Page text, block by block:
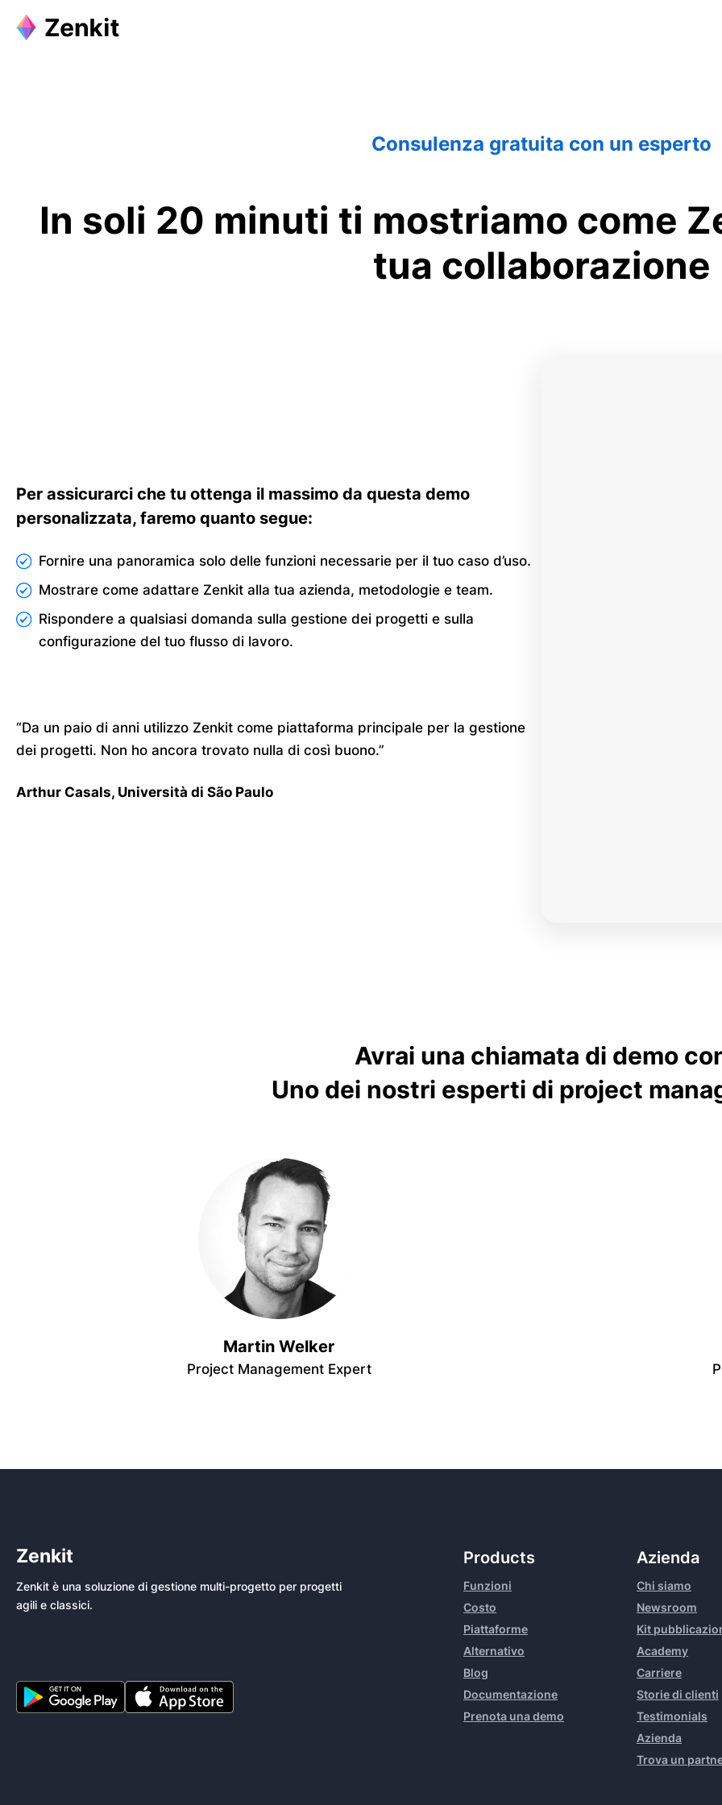
Consulenza gratuita con un esperto
In soli 20 minuti ti mostriamo come
tua collaborazione
Per assicurarci che tu ottenga il massimo da questa demo
personalizzata, faremo quanto segue:
Fornire una panoramica solo delle funzioni necessarie per il tuo caso d’uso.
Mostrare come adattare Zenkit alla tua azienda, metodologie e team.
Rispondere a qualsiasi domanda sulla gestione dei progetti e sulla
configurazione del tuo flusso di lavoro.
“Da un paio di anni utilizzo Zenkit come piattaforma principale per la gestione
dei progetti. Non ho ancora trovato nulla di così buono.”
Arthur Casals, Università di São Paulo
Avrai una chiamata di demo
Uno dei nostri esperti di project
Martin Welker
Project Management Expert
Zenkit
Zenkit è una soluzione di gestione multi-progetto per progetti
agili e classici.
Products
Funzioni
Costo
Piattaforme
Alternativo
Blog
Documentazione
Prenota una demo
Azienda
Chi siamo
Newsroom
Kit
Academy
Carriere
Storie di clienti
Testimonials
Azienda
Trova un